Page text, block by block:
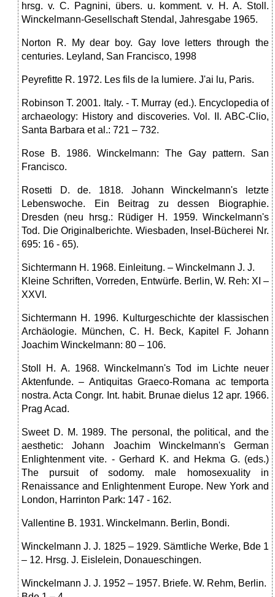
hrsg. v. C. Pagnini, übers. u. komment. v. H. A. Stoll.
Winckelmann-Gesellschaft Stendal, Jahresgabe 1965.
Norton R. My dear boy. Gay love letters through the
centuries. Leyland, San Francisco, 1998
Peyrefitte R. 1972. Les fils de la lumiere. J'ai lu, Paris.
Robinson T. 2001. Italy. - T. Murray (ed.). Encyclopedia of
archaeology: History and discoveries. Vol. II. ABC-Clio,
Santa Barbara et al.: 721 – 732.
Rose B. 1986. Winckelmann: The Gay pattern. San
Francisco.
Rosetti D. de. 1818. Johann Winckelmann's letzte
Lebenswoche. Ein Beitrag zu dessen Biographie.
Dresden (neu hrsg.: Rüdiger H. 1959. Winckelmann's
Tod. Die Originalberichte. Wiesbaden, Insel-Bücherei Nr.
695: 16 - 65).
Sichtermann H. 1968. Einleitung. – Winckelmann J. J.
Kleine Schriften, Vorreden, Entwürfe. Berlin, W. Reh: XI –
XXVI.
Sichtermann H. 1996. Kulturgeschichte der klassischen
Archäologie. München, C. H. Beck, Kapitel F. Johann
Joachim Winckelmann: 80 – 106.
Stoll H. A. 1968. Winckelmann's Tod im Lichte neuer
Aktenfunde. – Antiquitas Graeco-Romana ac temporta
nostra. Acta Congr. Int. habit. Brunae dielus 12 apr. 1966.
Prag Acad.
Sweet D. M. 1989. The personal, the political, and the
aesthetic: Johann Joachim Winckelmann's German
Enlightenment vite. - Gerhard K. and Hekma G. (eds.)
The pursuit of sodomy. male homosexuality in
Renaissance and Enlightenment Europe. New York and
London, Harrinton Park: 147 - 162.
Vallentine B. 1931. Winckelmann. Berlin, Bondi.
Winckelmann J. J. 1825 – 1929. Sämtliche Werke, Bde 1
– 12. Hrsg. J. Eislelein, Donaueschingen.
Winckelmann J. J. 1952 – 1957. Briefe. W. Rehm, Berlin.